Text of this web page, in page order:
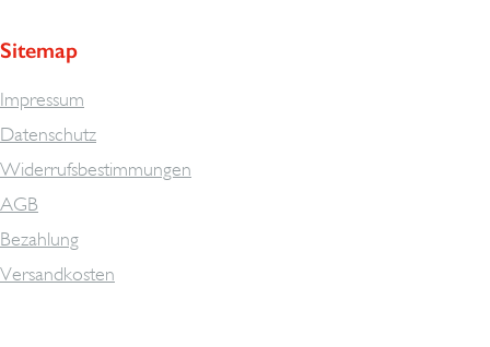
Sitemap
Impressum
Datenschutz
Widerrufsbestimmungen
AGB
Bezahlung
Versandkosten